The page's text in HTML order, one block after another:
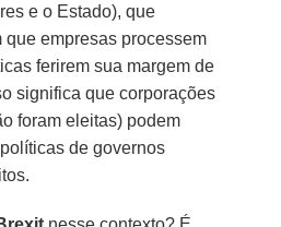
e o Estado), que
que empresas processem
ferirem sua margem de
significa que corporações
foram eleitas) podem
de governos